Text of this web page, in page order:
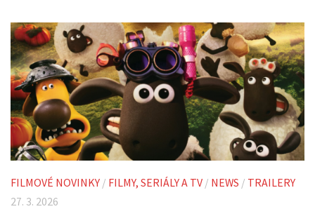
FILMOVÉ NOVINKY / FILMY, SERIÁLY A TV / NEWS / TRAILERY
27. 3. 2026